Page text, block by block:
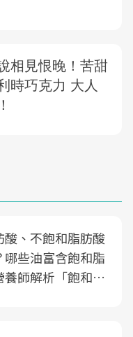
酸、不飽和脂肪酸
哪些油富含飽和脂
養師解析「飽和脂